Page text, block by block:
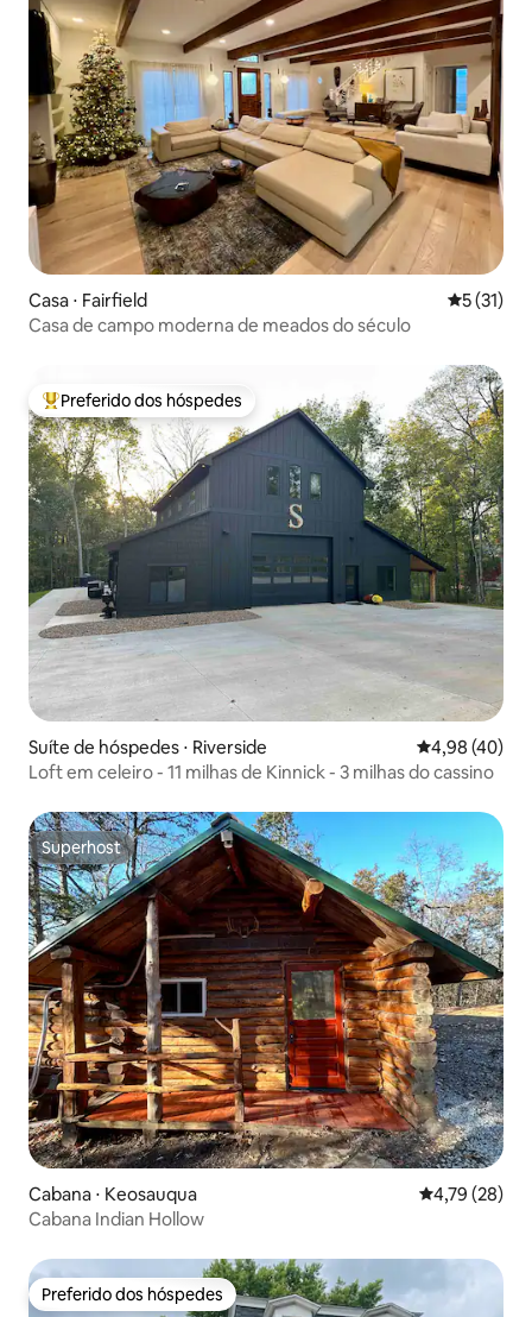
Casa ⋅ Fairfield 5 de uma
5 (31)
Casa de campo moderna de meados do século
Entre os melhores preferidos dos hóspedes
Preferido dos hóspedes
Suíte de hóspedes ⋅ Riverside 4,98 de uma
4,98 (40)
Loft em celeiro - 11 milhas de Kinnick - 3 milhas do cassino
Superhost
Superhost
Cabana ⋅ Keosauqua 4,79 de uma
4,79 (28)
Cabana Indian Hollow
Preferido dos hóspedes
Preferido dos hóspedes